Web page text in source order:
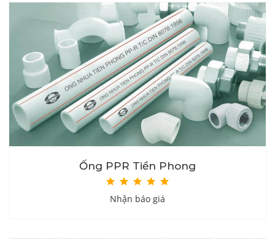
Ống PPR Tiền Phong
Nhận báo giá